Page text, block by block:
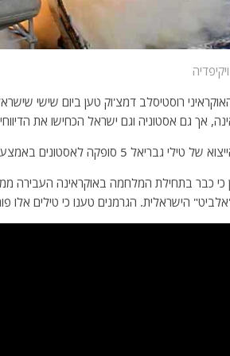
רוסטיסלב דמצ'וק טען ביום שישי
אך גם אסטוניה וגם ישראל הכחישו את
לאסטונים באמצעות חברת בת סינגפורית של התעשייה האווירית, בעסקה בשווי 30 מיליון דולר.
כי כבר בתחילת המלחמה באוקראינה
הישראלית. הגרמנים טענו כי טילים אלו